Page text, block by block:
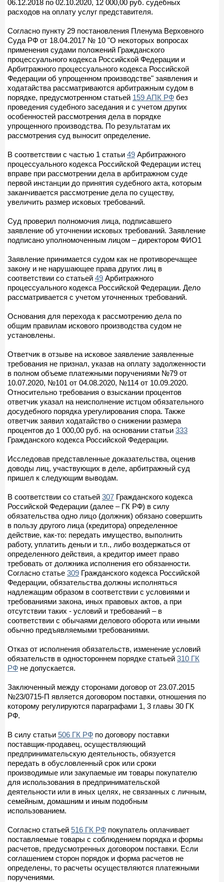
06.12.2018 по 02.10.2020, 12 000,00 руб. судебных
расходов на оплату услуг представителя.
Согласно пункту 29 постановления Пленума Верховного
Суда РФ от 18.04.2017 № 10 "О некоторых вопросах
применения судами положений Гражданского
процессуального кодекса Российской Федерации и
Арбитражного процессуального кодекса Российской
Федерации об упрощенном производстве" заявления и
ходатайства рассматриваются арбитражным судом в
порядке, предусмотренном статьей 159 АПК РФ без
проведения судебного заседания и с учетом других
особенностей рассмотрения дела в порядке
упрощенного производства. По результатам их
рассмотрения суд выносит определение.
В соответствии с частью 1 статьи 49 Арбитражного
процессуального кодекса Российской Федерации истец
вправе при рассмотрении дела в арбитражном суде
первой инстанции до принятия судебного акта, которым
заканчивается рассмотрение дела по существу,
увеличить размер исковых требований.
Суд проверил полномочия лица, подписавшего
заявление об уточнении исковых требований. Заявление
подписано уполномоченным лицом – директором ФИО1
Заявление принимается судом как не противоречащее
закону и не нарушающее права других лиц в
соответствии со статьей 49 Арбитражного
процессуального кодекса Российской Федерации. Дело
рассматривается с учетом уточненных требований.
Основания для перехода к рассмотрению дела по
общим правилам искового производства судом не
установлены.
Ответчик в отзыве на исковое заявление заявленные
требования не признал, указав на оплату задолженности
в полном объеме платежными поручениями №79 от
10.07.2020, №101 от 04.08.2020, №114 от 10.09.2020.
Относительно требования о взыскании процентов
ответчик указал на неисполнение истцом обязательного
досудебного порядка урегулирования спора. Также
ответчик заявил ходатайство о снижении размера
процентов до 1 000,00 руб. на основании статьи 333
Гражданского кодекса Российской Федерации.
Исследовав представленные доказательства, оценив
доводы лиц, участвующих в деле, арбитражный суд
пришел к следующим выводам.
В соответствии со статьей 307 Гражданского кодекса
Российской Федерации (далее – ГК РФ) в силу
обязательства одно лицо (должник) обязано совершить
в пользу другого лица (кредитора) определенное
действие, как-то: передать имущество, выполнить
работу, уплатить деньги и т.п., либо воздержаться от
определенного действия, а кредитор имеет право
требовать от должника исполнения его обязанности.
Согласно статье 309 Гражданского кодекса Российской
Федерации, обязательства должны исполняться
надлежащим образом в соответствии с условиями и
требованиями закона, иных правовых актов, а при
отсутствии таких - условий и требований – в
соответствии с обычаями делового оборота или иными
обычно предъявляемыми требованиями.
Отказ от исполнения обязательств, изменение условий
обязательств в одностороннем порядке статьей 310 ГК
РФ не допускается.
Заключенный между сторонами договор от 23.07.2015
№23/0715-П является договором поставки, отношения по
которому регулируются параграфами 1, 3 главы 30 ГК
РФ.
В силу статьи 506 ГК РФ по договору поставки
поставщик-продавец, осуществляющий
предпринимательскую деятельность, обязуется
передать в обусловленный срок или сроки
производимые или закупаемые им товары покупателю
для использования в предпринимательской
деятельности или в иных целях, не связанных с личным,
семейным, домашним и иным подобным
использованием.
Согласно статьей 516 ГК РФ покупатель оплачивает
поставляемые товары с соблюдением порядка и формы
расчетов, предусмотренных договором поставки. Если
соглашением сторон порядок и форма расчетов не
определены, то расчеты осуществляются платежными
поручениями.